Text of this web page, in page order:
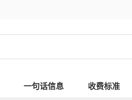
一句话信息 收费标准